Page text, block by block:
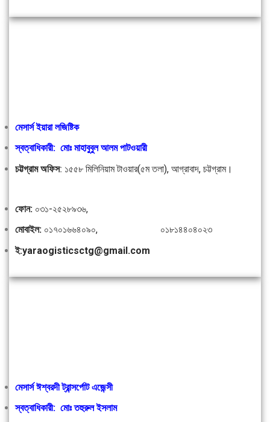
মেসার্স ইয়ারা লজিষ্টিক
স্বত্বাধিকারী: মোঃ মাহাবুবুল আলম পাটওয়ারী
চট্টগ্রাম অফিস: ১৫৫৮ মিলিনিয়াম টাওয়ার(৫ম তলা), আগ্রাবাদ, চট্টগ্রাম।
ফোন: ০৩১-২৫২৮৯৩৬,
মোবাইল: ০১৭০১৬৬৪০৯০, ০১৮১৪৪০৪০২৩
ই:yaraogisticsctg@gmail.com
মেসার্স ঈশ্বরদী ট্রান্সর্পোট এজেন্সী
স্বত্বাধিকারী: মোঃ তহুরুল ইসলাম